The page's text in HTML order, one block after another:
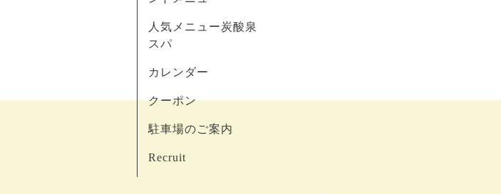
人気メニュー炭酸泉
スパ
カレンダー
クーポン
駐車場のご案内
Recruit